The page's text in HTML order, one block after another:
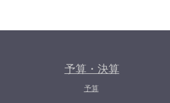
予算・決算
予算